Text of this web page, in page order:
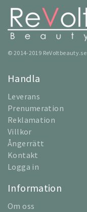
© 2014-2019 ReVoltbeauty.se
Handla
Leverans
Prenumeration
Reklamation
Villkor
Ångerrätt
Kontakt
Logga in
Information
Om oss